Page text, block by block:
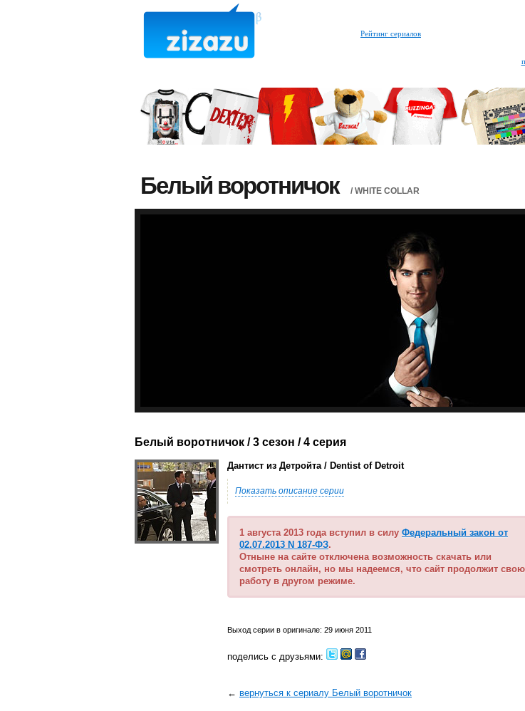
Рейтинг сериалов
Белый воротничок / WHITE COLLAR
Белый воротничок / 3 сезон / 4 серия
Дантист из Детройта / Dentist of Detroit
Показать описание серии
1 августа 2013 года вступил в силу Федеральный закон от
02.07.2013 N 187-ФЗ.
Отныне на сайте отключена возможность скачать или
смотреть онлайн, но мы надеемся, что сайт продолжит свою
работу в другом режиме.
Выход серии в оригинале: 29 июня 2011
поделись с друзьями:
← вернуться к сериалу Белый воротничок